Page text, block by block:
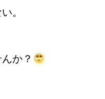
。
か？